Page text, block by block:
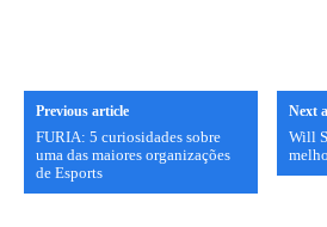
Previous article
FURIA: 5 curiosidades sobre
uma das maiores organizações
de Esports
Next
Will